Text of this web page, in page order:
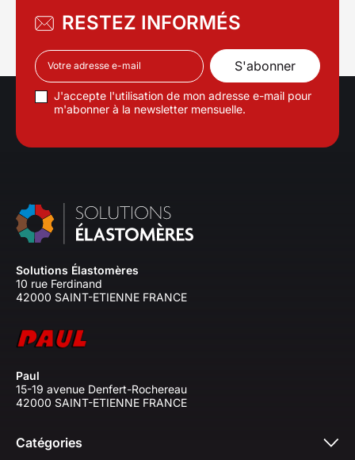
RESTEZ INFORMÉS
J'accepte l'utilisation de mon adresse e-mail pour
m'abonner à la newsletter mensuelle.
Solutions Élastomères
10 rue Ferdinand
42000 SAINT-ETIENNE FRANCE
Paul
15-19 avenue Denfert-Rochereau
42000 SAINT-ETIENNE FRANCE
Catégories